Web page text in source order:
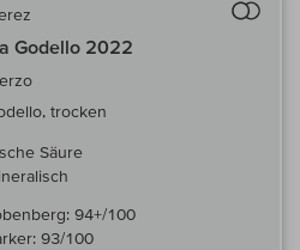
Godello 2022
trocken
Säure
94+/100
93/100